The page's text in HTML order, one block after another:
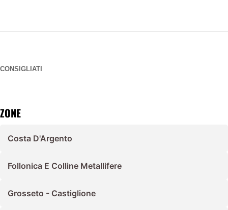
CONSIGLIATI
ZONE
Costa D'Argento
Follonica E Colline Metallifere
Grosseto - Castiglione